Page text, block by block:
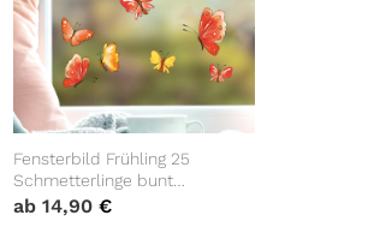
Fensterbild Frühling 25
Schmetterlinge bunt
verschiedene Farben zur
ab14,90€